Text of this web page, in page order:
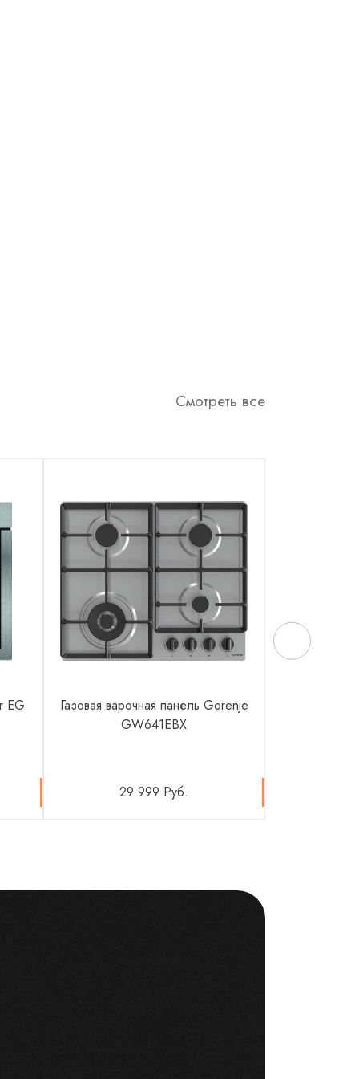
Смотреть все
EG
Газовая варочная панель Gorenje
GW641EBX
29 999 Руб.